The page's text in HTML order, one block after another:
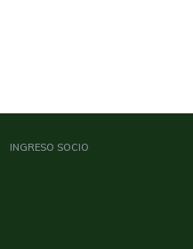
INGRESO SOCIO